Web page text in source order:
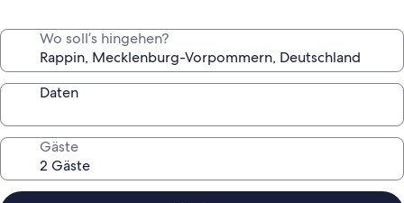
Wo soll’s hingehen?
Daten
Gäste